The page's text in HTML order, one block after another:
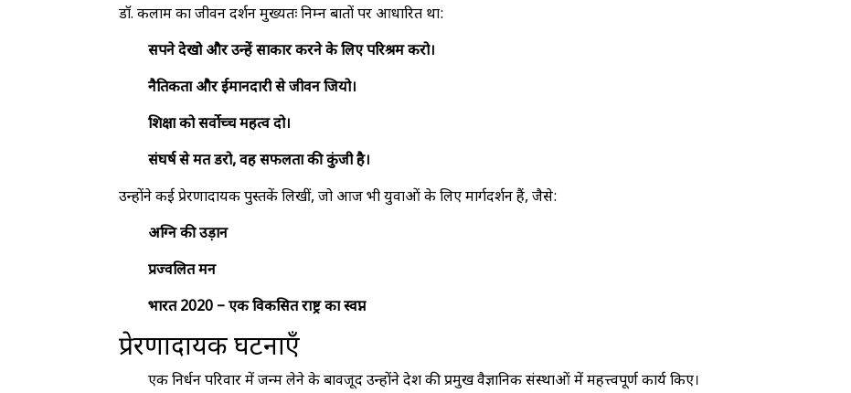
डॉ. कलाम का जीवन दर्शन मुख्यतः निम्न बातों पर आधारित था:
सपने देखो और उन्हें साकार करने के लिए परिश्रम करो।
नैतिकता और ईमानदारी से जीवन जियो।
शिक्षा को सर्वोच्च महत्व दो।
संघर्ष से मत डरो, वह सफलता की कुंजी है।
उन्होंने कई प्रेरणादायक पुस्तकें लिखीं, जो आज भी युवाओं के लिए मार्गदर्शन हैं, जैसे:
अग्नि की उड़ान
प्रज्वलित मन
भारत 2020 – एक विकसित राष्ट्र का स्वप्न
प्रेरणादायक घटनाएँ
एक निर्धन परिवार में जन्म लेने के बावजूद उन्होंने देश की प्रमुख वैज्ञानिक संस्थाओं में महत्त्वपूर्ण कार्य किए।